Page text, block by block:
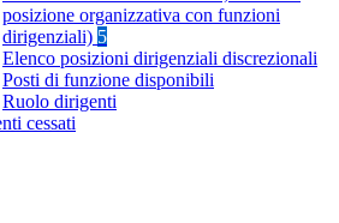
posizione organizzativa con funzioni
dirigenziali) 5
Elenco posizioni dirigenziali discrezionali
Posti di funzione disponibili
Ruolo dirigenti
cessati